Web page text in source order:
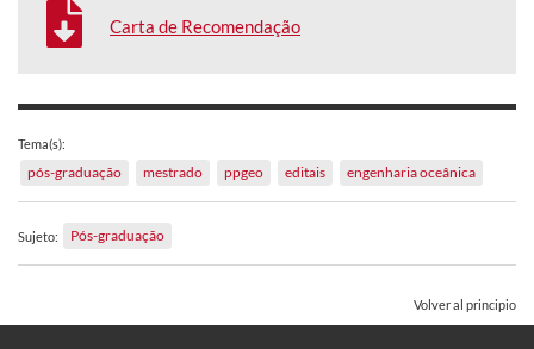
Carta de Recomendação
Tema(s):
pós-graduação mestrado ppgeo editais engenharia oceânica
Sujeto: Pós-graduação
Volver al principio